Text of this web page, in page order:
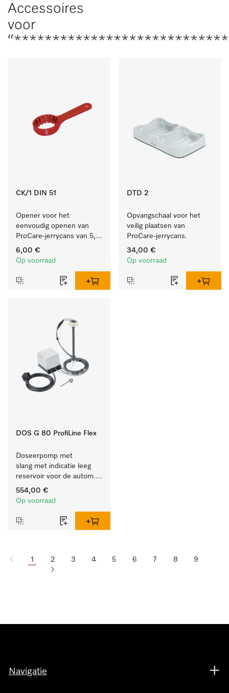
Accessoires
voor
CK/1 DIN 51
Opener voor het
eenvoudig openen van
ProCare-jerrycans van 5,
10 en 20 l.
6,00 €
Op voorraad
DTD 2
Opvangschaal voor het
veilig plaatsen van
ProCare-jerrycans.
34,00 €
Op voorraad
DOS G 80 ProfiLine Flex
Doseerpomp met
slang met indicatie leeg
reservoir voor de autom.
dos. van vloeib.
reinigingsmiddelen.
554,00 €
Op voorraad
1 2 3 4 5 6 7 8 9
Navigatie